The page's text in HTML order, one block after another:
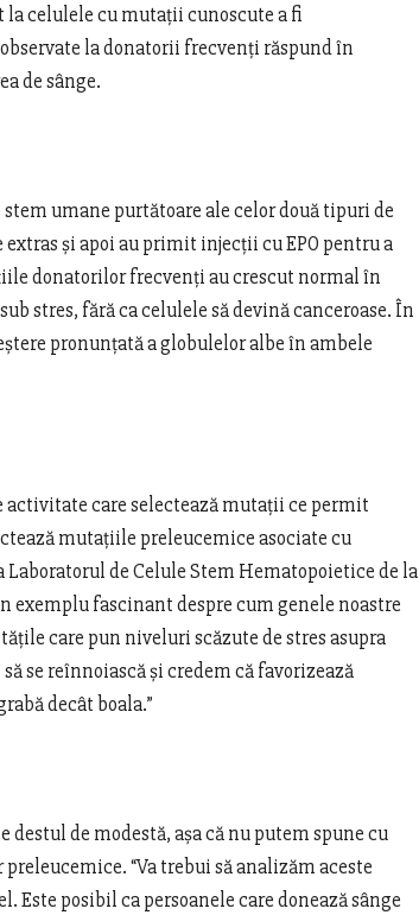
celulele cu mutații cunoscute a fi
la donatorii frecvenți răspund în
de sânge.
umane purtătoare ale celor două tipuri de
și apoi au primit injecții cu EPO pentru a
donatorilor frecvenți au crescut normal în
stres, fără ca celulele să devină canceroase. În
pronunțată a globulelor albe în ambele
activitate care selectează mutații ce permit
mutațiile preleucemice asociate cu
de Celule Stem Hematopoietice de la
exemplu fascinant despre cum genele noastre
care pun niveluri scăzute de stres asupra
se reînnoiască și credem că favorizează
decât boala.”
de modestă, așa că nu putem spune cu
“Va trebui să analizăm aceste
Este posibil ca persoanele care donează sânge